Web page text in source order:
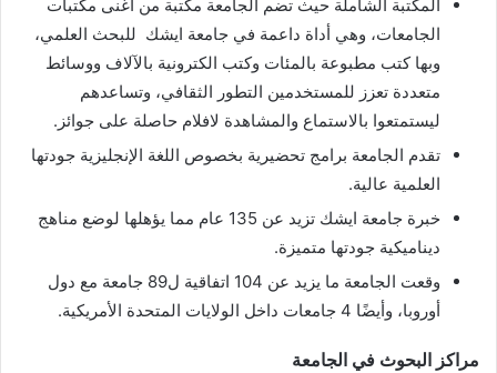
المكتبة الشاملة حيث تضم الجامعة مكتبة من أغنى مكتبات
الجامعات، وهي أداة داعمة في جامعة ايشك للبحث العلمي،
وبها كتب مطبوعة بالمئات وكتب الكترونية بالآلاف ووسائط
متعددة تعزز للمستخدمين التطور الثقافي، وتساعدهم
ليستمتعوا بالاستماع والمشاهدة لافلام حاصلة على جوائز.
تقدم الجامعة برامج تحضيرية بخصوص اللغة الإنجليزية جودتها
العلمية عالية.
خبرة جامعة ايشك تزيد عن 135 عام مما يؤهلها لوضع مناهج
ديناميكية جودتها متميزة.
وقعت الجامعة ما يزيد عن 104 اتفاقية ل89 جامعة مع دول
أوروبا، وأيضًا 4 جامعات داخل الولايات المتحدة الأمريكية.
مراكز البحوث في الجامعة